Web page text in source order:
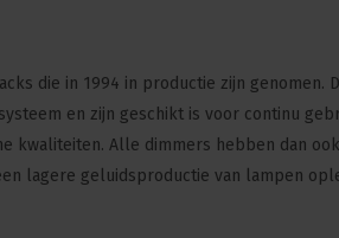
die in 1994 in productie zijn genomen.
en zijn geschikt is voor continu
Alle dimmers hebben dan
lagere geluidsproductie van lampen